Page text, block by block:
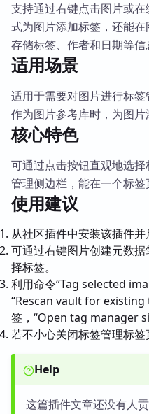
支持通过右键点击图片或
式为图片添加标签，还能
存储标签、作者和日期等信
适用场景
适用于需要对图片进行标
作为图片参考库时，为图片
核心特色
可通过点击按钮直观地选
管理侧边栏，能在一个标签
使用建议
从社区插件中安装该插件并
可通过右键图片创建元数
择标签。
利用命令“Tag selected
“Rescan vault for existing
签，“Open tag manager
若不小心关闭标签管理标签
Help
这篇插件文章还没有人